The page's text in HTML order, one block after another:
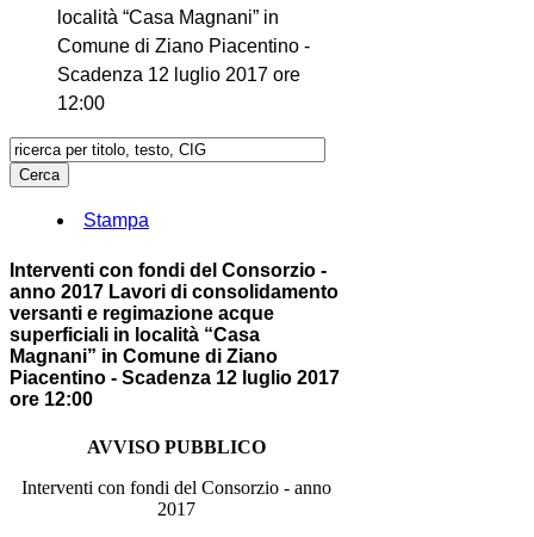
località “Casa Magnani” in
Comune di Ziano Piacentino -
Scadenza 12 luglio 2017 ore
12:00
Stampa
Interventi con fondi del Consorzio -
anno 2017 Lavori di consolidamento
versanti e regimazione acque
superficiali in località “Casa
Magnani” in Comune di Ziano
Piacentino - Scadenza 12 luglio 2017
ore 12:00
AVVISO PUBBLICO
Interventi con fondi del Consorzio - anno
2017